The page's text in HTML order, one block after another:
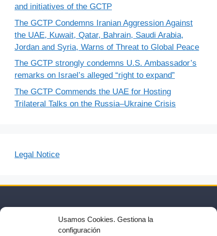
Usamos Cookies. Gestiona la
configuración
and initiatives of the GCTP
The GCTP Condemns Iranian Aggression Against
the UAE, Kuwait, Qatar, Bahrain, Saudi Arabia,
Jordan and Syria, Warns of Threat to Global Peace
The GCTP strongly condemns U.S. Ambassador’s
remarks on Israel’s alleged “right to expand”
The GCTP Commends the UAE for Hosting
Trilateral Talks on the Russia–Ukraine Crisis
Legal Notice